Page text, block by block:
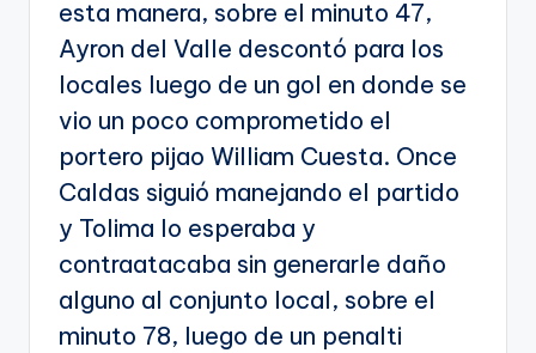
esta manera, sobre el minuto 47,
Ayron del Valle descontó para los
locales luego de un gol en donde se
vio un poco comprometido el
portero pijao William Cuesta. Once
Caldas siguió manejando el partido
y Tolima lo esperaba y
contraatacaba sin generarle daño
alguno al conjunto local, sobre el
minuto 78, luego de un penalti